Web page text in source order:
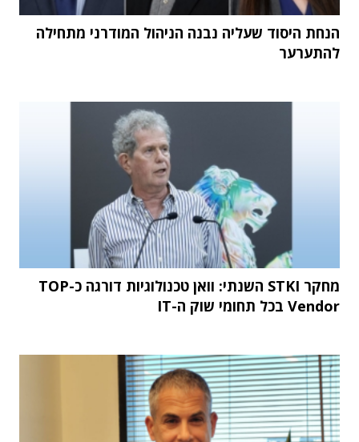
הנחת היסוד שעליה נבנה הניהול המודרני מתחילה
להתערער
מחקר STKI השנתי: וואן טכנולוגיות דורגה כ-TOP
Vendor בכל תחומי שוק ה-IT